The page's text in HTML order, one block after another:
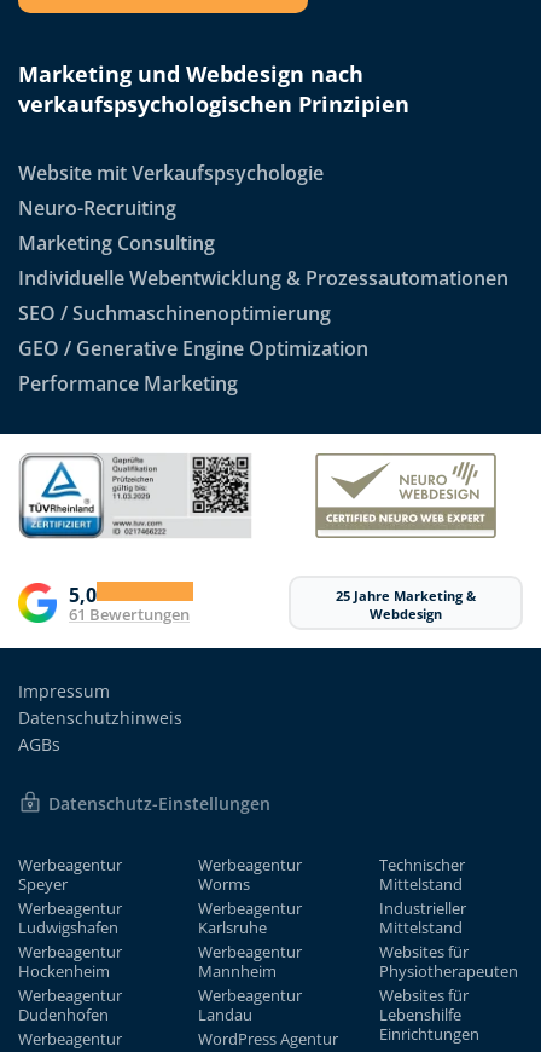
Marketing und Webdesign nach
verkaufspsychologischen Prinzipien
Website mit Verkaufspsychologie
Neuro-Recruiting
Marketing Consulting
Individuelle Webentwicklung & Prozessautomationen
SEO / Suchmaschinenoptimierung
GEO / Generative Engine Optimization
Performance Marketing
5,0
61 Bewertungen
25 Jahre Marketing &
Webdesign
Impressum
Datenschutzhinweis
AGBs
Datenschutz-Einstellungen
Werbeagentur
Speyer
Werbeagentur
Ludwigshafen
Werbeagentur
Hockenheim
Werbeagentur
Dudenhofen
Werbeagentur
Werbeagentur
Worms
Werbeagentur
Karlsruhe
Werbeagentur
Mannheim
Werbeagentur
Landau
WordPress Agentur
Technischer
Mittelstand
Industrieller
Mittelstand
Websites für
Physiotherapeuten
Websites für
Lebenshilfe
Einrichtungen